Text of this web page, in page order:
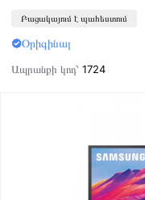
Բացակայում է պահեստում
Օրիգինալ
Ապրանքի կոդ՝1724